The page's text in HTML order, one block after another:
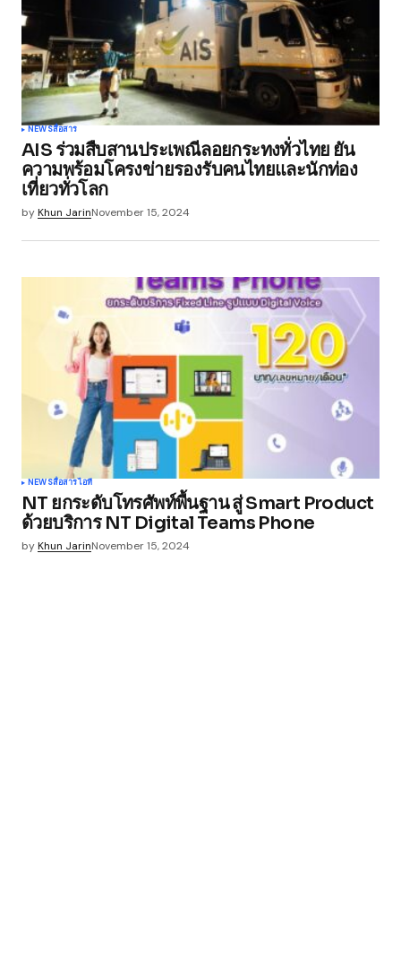
NEWSสื่อสาร
AIS ร่วมสืบสานประเพณีลอยกระทงทั่วไทย ยัน
ความพร้อมโครงข่ายรองรับคนไทยและนักท่อง
เที่ยวทั่วโลก
byKhun JarinNovember 15, 2024
NEWSสื่อสารไอที
NT ยกระดับโทรศัพท์พื้นฐาน สู่ Smart Product
ด้วยบริการ NT Digital Teams Phone
byKhun JarinNovember 15, 2024